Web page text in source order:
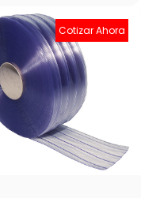
Cotizar Ahora